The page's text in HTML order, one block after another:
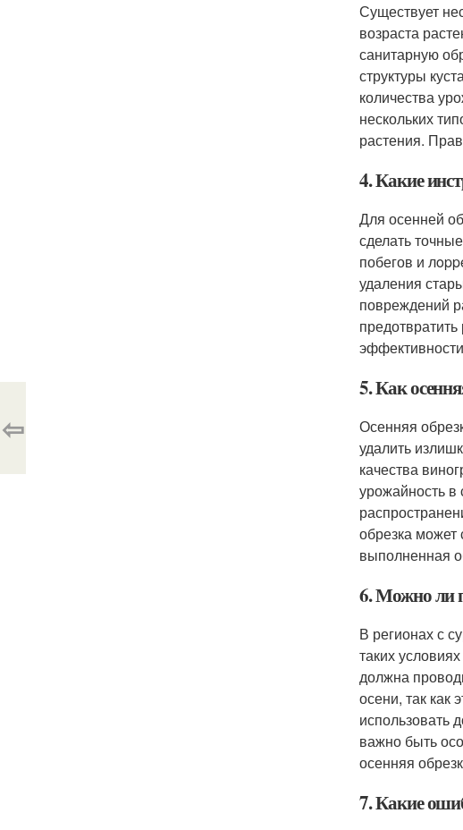
Существует
возраста
санитарную
структуры
количества
нескольких
растения.
4. Какие
Для осенней
сделать
побегов и
удаления
повреждений
5. Как
Осенняя
удалить
качества
урожайность
обрезка может
выполненная
6. Можно ли
В регионах с
таких
должна
осени, так как
использовать
важно быть
осенняя
7. Какие
⇦